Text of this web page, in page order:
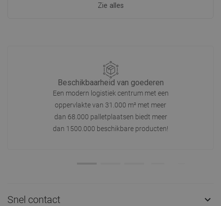
Zie alles
Beschikbaarheid van goederen
Een modern logistiek centrum met een
oppervlakte van 31.000 m² met meer
dan 68.000 palletplaatsen biedt meer
dan 1500.000 beschikbare producten!
Snel contact 